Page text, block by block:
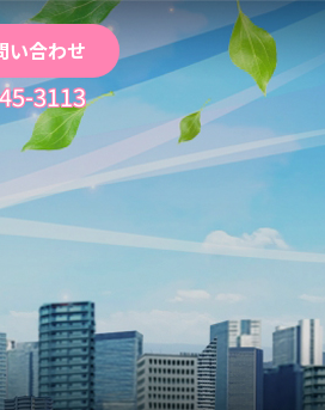
い合わせ
3113